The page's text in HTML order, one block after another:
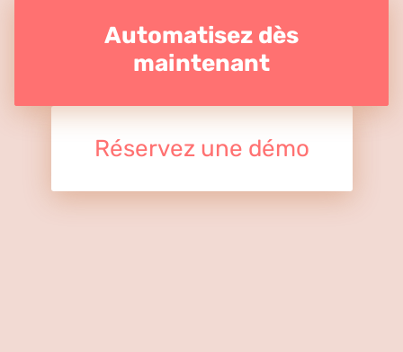
Automatisez dès
maintenant
Réservez une démo